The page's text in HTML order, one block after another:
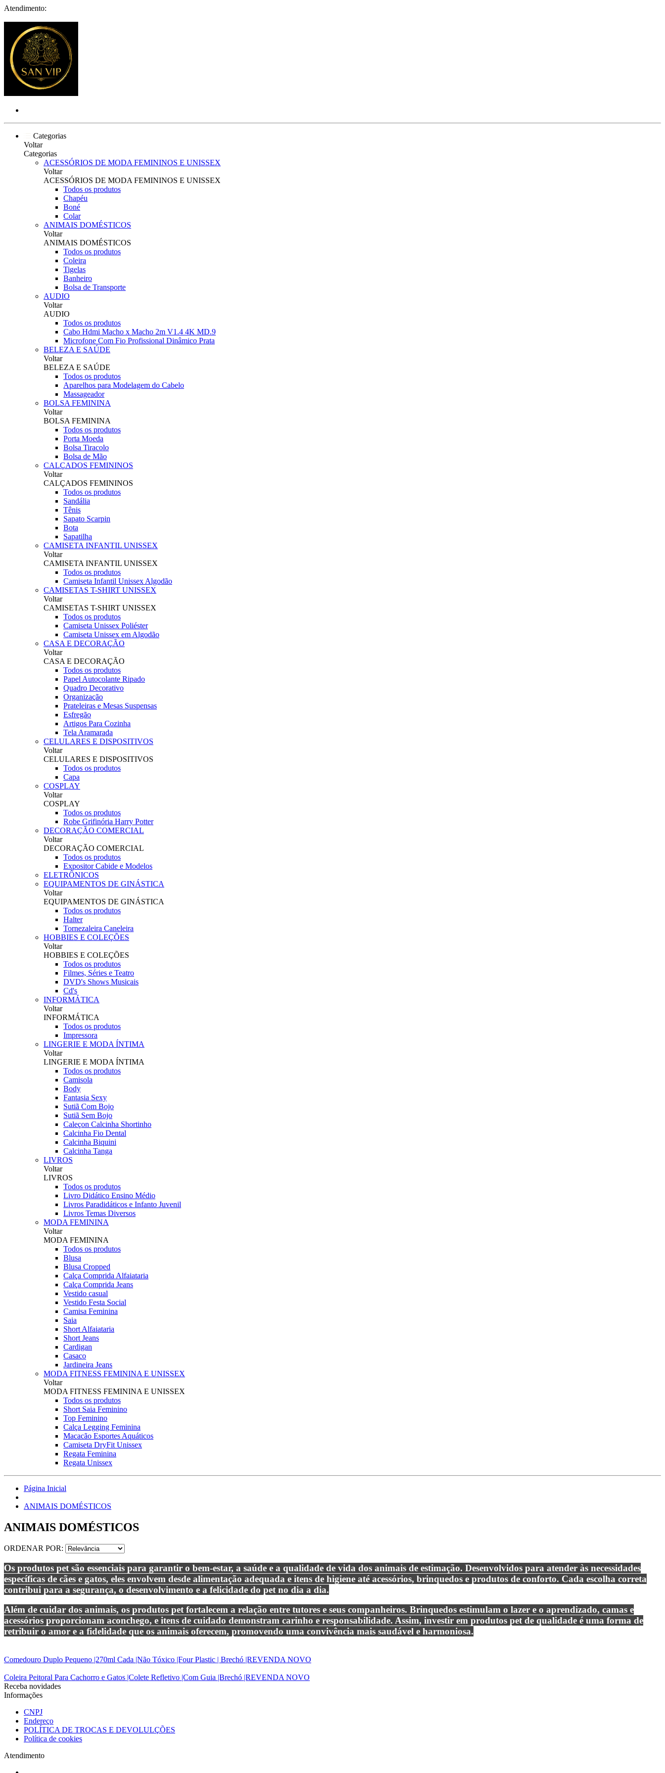
Atendimento:
Categorias
Voltar
Categorias
ACESSÓRIOS DE MODA FEMININOS E UNISSEX
Voltar
ACESSÓRIOS DE MODA FEMININOS E UNISSEX
Todos os produtos
Chapéu
Boné
Colar
ANIMAIS DOMÉSTICOS
Voltar
ANIMAIS DOMÉSTICOS
Todos os produtos
Coleira
Tigelas
Banheiro
Bolsa de Transporte
AUDIO
Voltar
AUDIO
Todos os produtos
Cabo Hdmi Macho x Macho 2m V1.4 4K MD.9
Microfone Com Fio Profissional Dinâmico Prata
BELEZA E SAÚDE
Voltar
BELEZA E SAÚDE
Todos os produtos
Aparelhos para Modelagem do Cabelo
Massageador
BOLSA FEMININA
Voltar
BOLSA FEMININA
Todos os produtos
Porta Moeda
Bolsa Tiracolo
Bolsa de Mão
CALÇADOS FEMININOS
Voltar
CALÇADOS FEMININOS
Todos os produtos
Sandália
Tênis
Sapato Scarpin
Bota
Sapatilha
CAMISETA INFANTIL UNISSEX
Voltar
CAMISETA INFANTIL UNISSEX
Todos os produtos
Camiseta Infantil Unissex Algodão
CAMISETAS T-SHIRT UNISSEX
Voltar
CAMISETAS T-SHIRT UNISSEX
Todos os produtos
Camiseta Unissex Poliéster
Camiseta Unissex em Algodão
CASA E DECORAÇÃO
Voltar
CASA E DECORAÇÃO
Todos os produtos
Papel Autocolante Ripado
Quadro Decorativo
Organização
Prateleiras e Mesas Suspensas
Esfregão
Artigos Para Cozinha
Tela Aramarada
CELULARES E DISPOSITIVOS
Voltar
CELULARES E DISPOSITIVOS
Todos os produtos
Capa
COSPLAY
Voltar
COSPLAY
Todos os produtos
Robe Grifinória Harry Potter
DECORAÇÃO COMERCIAL
Voltar
DECORAÇÃO COMERCIAL
Todos os produtos
Expositor Cabide e Modelos
ELETRÔNICOS
EQUIPAMENTOS DE GINÁSTICA
Voltar
EQUIPAMENTOS DE GINÁSTICA
Todos os produtos
Halter
Tornezaleira Caneleira
HOBBIES E COLEÇÕES
Voltar
HOBBIES E COLEÇÕES
Todos os produtos
Filmes, Séries e Teatro
DVD's Shows Musicais
Cd's
INFORMÁTICA
Voltar
INFORMÁTICA
Todos os produtos
Impressora
LINGERIE E MODA ÍNTIMA
Voltar
LINGERIE E MODA ÍNTIMA
Todos os produtos
Camisola
Body
Fantasia Sexy
Sutiã Com Bojo
Sutiã Sem Bojo
Caleçon Calcinha Shortinho
Calcinha Fio Dental
Calcinha Biquini
Calcinha Tanga
LIVROS
Voltar
LIVROS
Todos os produtos
Livro Didático Ensino Médio
Livros Paradidáticos e Infanto Juvenil
Livros Temas Diversos
MODA FEMININA
Voltar
MODA FEMININA
Todos os produtos
Blusa
Blusa Cropped
Calça Comprida Alfaiataria
Calça Comprida Jeans
Vestido casual
Vestido Festa Social
Camisa Feminina
Saia
Short Alfaiataria
Short Jeans
Cardigan
Casaco
Jardineira Jeans
MODA FITNESS FEMININA E UNISSEX
Voltar
MODA FITNESS FEMININA E UNISSEX
Todos os produtos
Short Saia Feminino
Top Feminino
Calça Legging Feminina
Macacão Esportes Aquáticos
Camiseta DryFit Unissex
Regata Feminina
Regata Unissex
Página Inicial
ANIMAIS DOMÉSTICOS
ANIMAIS DOMÉSTICOS
ORDENAR POR:
Os produtos pet são essenciais para garantir o bem-estar, a saúde e a qualidade de vida dos animais de estimação. Desenvolvidos para atender às necessidades
específicas de cães e gatos, eles envolvem desde alimentação adequada e itens de higiene até acessórios, brinquedos e produtos de conforto. Cada escolha correta
contribui para a segurança, o desenvolvimento e a felicidade do pet no dia a dia.
Além de cuidar dos animais, os produtos pet fortalecem a relação entre tutores e seus companheiros. Brinquedos estimulam o lazer e o aprendizado, camas e
acessórios proporcionam aconchego, e itens de cuidado demonstram carinho e responsabilidade. Assim, investir em produtos pet de qualidade é uma forma de
retribuir o amor e a fidelidade que os animais oferecem, promovendo uma convivência mais saudável e harmoniosa.
Comedouro Duplo Pequeno |270ml Cada |Não Tóxico |Four Plastic | Brechó |REVENDA NOVO
Coleira Peitoral Para Cachorro e Gatos |Colete Refletivo |Com Guia |Brechó |REVENDA NOVO
Receba novidades
Informações
CNPJ
Endereço
POLÍTICA DE TROCAS E DEVOLULÇÕES
Política de cookies
Atendimento